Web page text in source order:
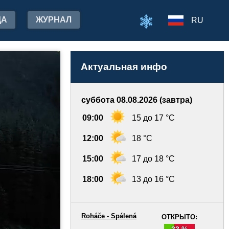
ЖУРНАЛ RU
Актуальная инфо
суббота 08.08.2026 (завтра)
09:00 15 до 17 °C
12:00 18 °C
15:00 17 до 18 °C
18:00 13 до 16 °C
ОТКРЫТО:
Roháče - Spálená